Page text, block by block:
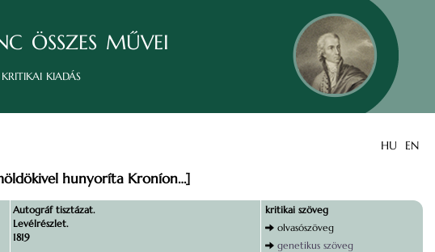
összes művei
kiadás
HU EN
hunyoríta Kroníon…]
Autográf tisztázat.
Levélrészlet.
1819
kritikai szöveg
olvasószöveg
genetikus szöveg